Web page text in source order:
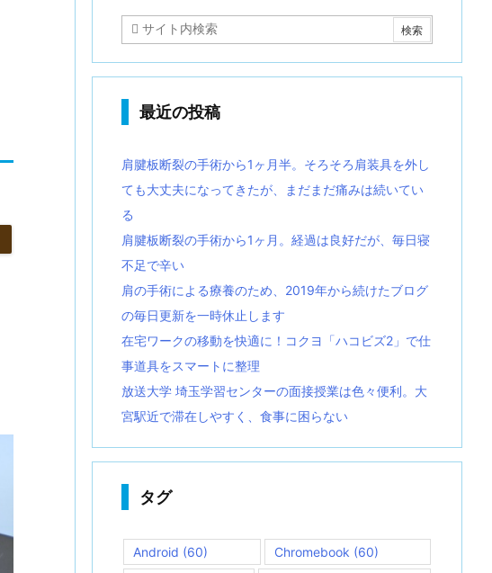
最近の投稿
肩腱板断裂の手術から1ヶ月半。そろそろ肩装具を外し
ても大丈夫になってきたが、まだまだ痛みは続いてい
る
肩腱板断裂の手術から1ヶ月。経過は良好だが、毎日寝
不足で辛い
肩の手術による療養のため、2019年から続けたブログ
の毎日更新を一時休止します
在宅ワークの移動を快適に！コクヨ「ハコビズ2」で仕
事道具をスマートに整理
放送大学 埼玉学習センターの面接授業は色々便利。大
宮駅近で滞在しやすく、食事に困らない
タグ
Android (60) Chromebook (60)